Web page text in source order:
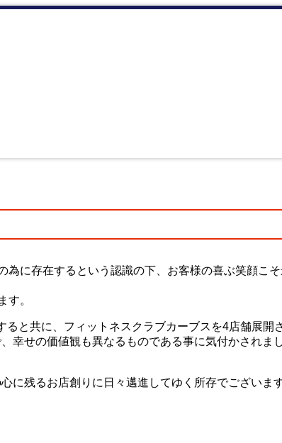
に存在するという認識の下、お客様の喜ぶ笑顔こ
す。
と共に、フィットネスクラブカーブスを4店舗展開
せの価値観も異なるものである事に気付かされま
に残るお店創りに日々邁進してゆく所存でございます